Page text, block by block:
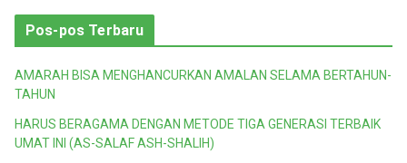
Pos-pos Terbaru
AMARAH BISA MENGHANCURKAN AMALAN SELAMA BERTAHUN-
TAHUN
HARUS BERAGAMA DENGAN METODE TIGA GENERASI TERBAIK
UMAT INI (AS-SALAF ASH-SHALIH)